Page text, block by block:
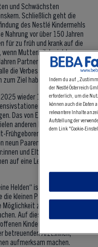
und Schwächsten
Schließlich geht die
des Nestlé Kindermehls
Nahrung vor über 150 Jahren
für zu früh und krank auf die
wenn Muttermilch nicht zur
Partner von GFCNI und
die Verbesserung der
Ziel haben.
wieder 170 der führenden
an der Aktion
Das von EFCNI und Nestlé
anderen Materialien auch
Frühgeborenen-Tages: ein
Paaren weißer,
und Eltern können sie
auf eine Leine auf ihrer
Helden“ ist es, die
kleinen Patient:innen
zu geben, auf ihre
Auf diese Weise können
Kinder und Eltern, aber
betreuenden Arzt:innen,
aufmerksam machen.
Indem du auf
der Nestlé Österreich
erforderlich, um die
können auch die Daten
relevantere Inhalte
Aufstellung der
dem Link "Cookie-